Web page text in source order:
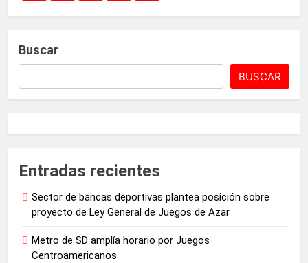
Buscar
BUSCAR
Entradas recientes
Sector de bancas deportivas plantea posición sobre
proyecto de Ley General de Juegos de Azar
Metro de SD amplía horario por Juegos
Centroamericanos